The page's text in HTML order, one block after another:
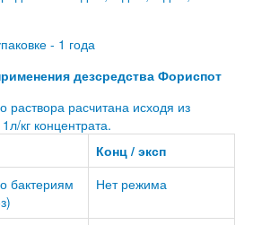
- 1 года
дезсредства Фориспот
раствора расчитана исходя из
кг концентрата.
Конц / эксп
бактериям
Нет режима